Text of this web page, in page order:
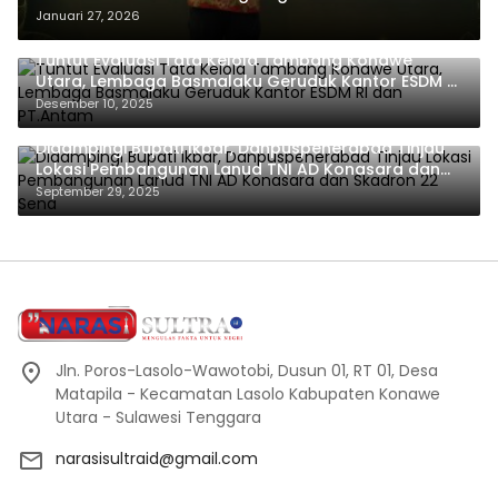
Award 2026
Januari 27, 2026
Tuntut Evaluasi Tata Kelola Tambang Konawe
Utara, Lembaga Basmalaku Geruduk Kantor ESDM RI
dan PT.Antam
Desember 10, 2025
Didampingi Bupati Ikbar, Danpuspenerabad Tinjau
Lokasi Pembangunan Lanud TNI AD Konasara dan
Skadron 22 Sena
September 29, 2025
Jln. Poros-Lasolo-Wawotobi, Dusun 01, RT 01, Desa
Matapila - Kecamatan Lasolo Kabupaten Konawe
Utara - Sulawesi Tenggara
narasisultraid@gmail.com